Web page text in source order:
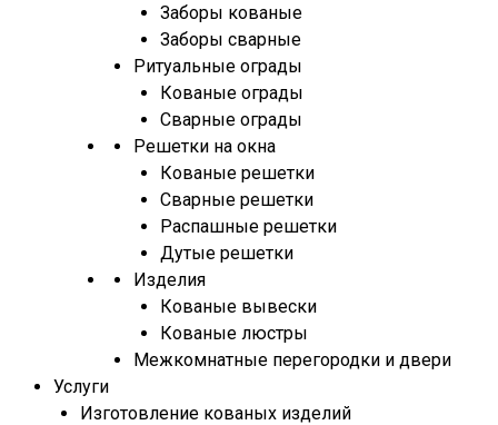
Заборы кованые
Заборы сварные
Ритуальные ограды
Кованые ограды
Сварные ограды
Решетки на окна
Кованые решетки
Сварные решетки
Распашные решетки
Дутые решетки
Изделия
Кованые вывески
Кованые люстры
Межкомнатные перегородки и двери
Услуги
Изготовление кованых изделий